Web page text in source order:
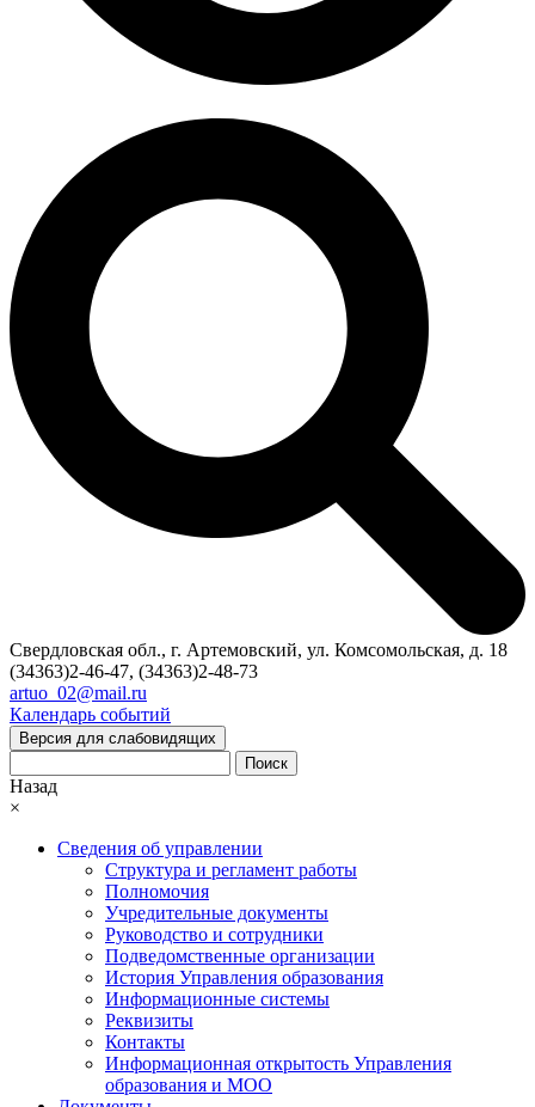
Свердловская обл., г. Артемовский, ул. Комсомольская, д. 18
(34363)2-46-47, (34363)2-48-73
artuo_02@mail.ru
Календарь событий
Версия для слабовидящих
Поиск
Назад
×
Сведения об управлении
Структура и регламент работы
Полномочия
Учредительные документы
Руководство и сотрудники
Подведомственные организации
История Управления образования
Информационные системы
Реквизиты
Контакты
Информационная открытость Управления
образования и МОО